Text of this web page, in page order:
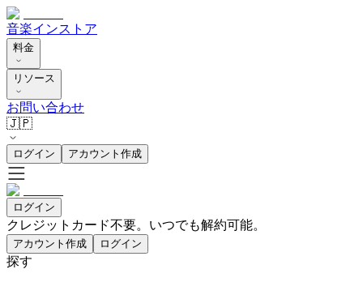
音楽インストア
料金
リソース
お問い合わせ
🇯🇵
ログイン アカウント作成
ログイン
クレジットカード不要。いつでも解約可能。
アカウント作成 ログイン
探す